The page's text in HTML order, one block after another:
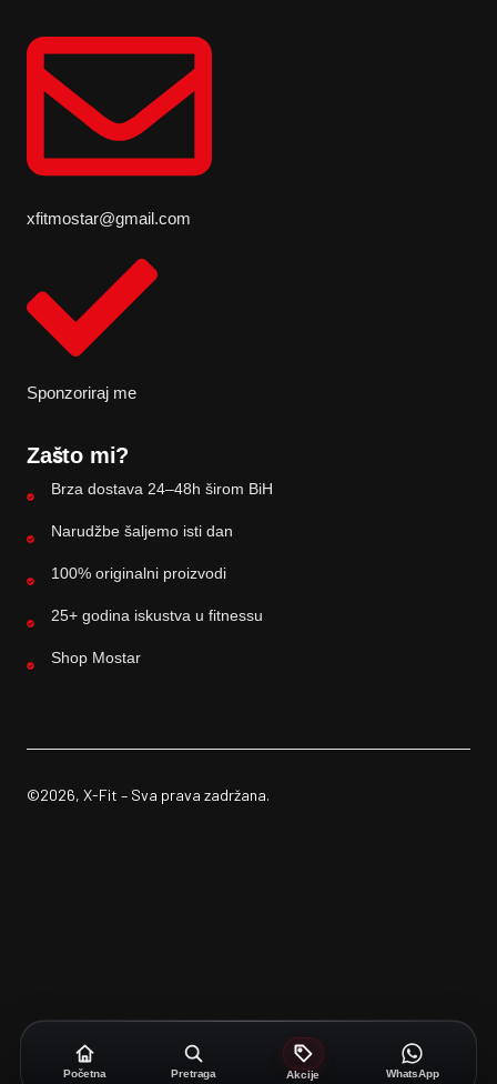
xfitmostar@gmail.com
Sponzoriraj me
Zašto mi?
Brza dostava 24–48h širom BiH
Narudžbe šaljemo isti dan
100% originalni proizvodi
25+ godina iskustva u fitnessu
Shop Mostar
©2026, X-Fit – Sva prava zadržana.
Početna Pretraga Akcije WhatsApp